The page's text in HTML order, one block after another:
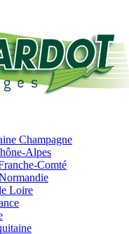
Champagne
Alpes
Comté
Loire